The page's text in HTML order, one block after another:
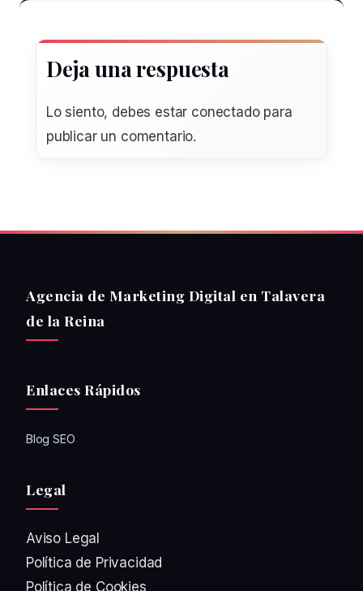
Deja una respuesta
Lo siento, debes estar conectadopara
publicar un comentario.
Agencia de Marketing Digital en Talavera
de la Reina
Enlaces Rápidos
Blog SEO
Legal
Aviso Legal
Política de Privacidad
Política de Cookies